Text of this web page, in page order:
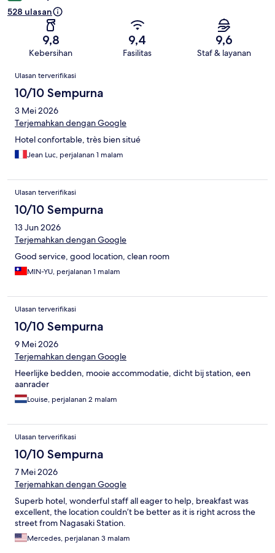
528 ulasan
9,8
Kebersihan
9,4
Fasilitas
9,6
Staf & layanan
Ulasan
Ulasan terverifikasi
10/10 Sempurna
3 Mei 2026
Terjemahkan dengan Google
Hotel confortable, très bien situé
Jean Luc, perjalanan 1 malam
Ulasan terverifikasi
10/10 Sempurna
13 Jun 2026
Terjemahkan dengan Google
Good service, good location, clean room
MIN-YU, perjalanan 1 malam
Ulasan terverifikasi
10/10 Sempurna
9 Mei 2026
Terjemahkan dengan Google
Heerlijke bedden, mooie accommodatie, dicht bij station, een
aanrader
Louise, perjalanan 2 malam
Ulasan terverifikasi
10/10 Sempurna
7 Mei 2026
Terjemahkan dengan Google
Superb hotel, wonderful staff all eager to help, breakfast was
excellent, the location couldn’t be better as it is right across the
street from Nagasaki Station.
Mercedes, perjalanan 3 malam